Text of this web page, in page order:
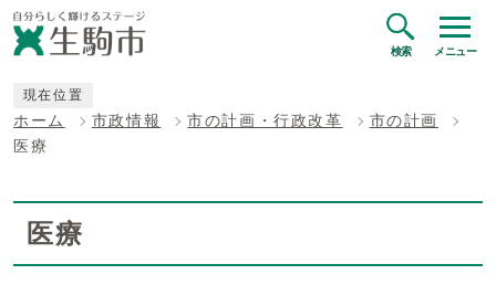
検索 メニュー
現在位置
ホーム 市政情報 市の計画・行政改革
市の計画
医療
医療